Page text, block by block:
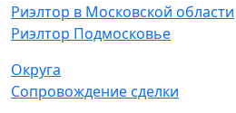
Риэлтор в Московской области
Риэлтор Подмосковье
Округа
Сопровождение сделки